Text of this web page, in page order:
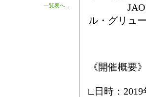
一覧表へ...
JAO日独
ル・グリュ
《開催概要
□日時：